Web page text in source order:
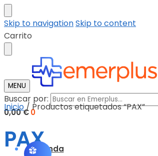
Skip to navigationSkip to content
Carrito
MENU
Buscar por:
0,00€ 0
Tienda
Inicio/Productos etiquetados “PAX”
PAX